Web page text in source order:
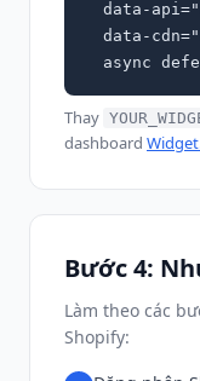
async
Thay
dashboard
Bước 4:
Làm theo các
Shopify: